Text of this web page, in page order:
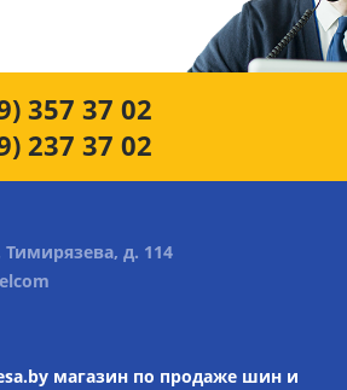
357 37 02
237 37 02
Тимирязева, д. 114
магазин по продаже шин и